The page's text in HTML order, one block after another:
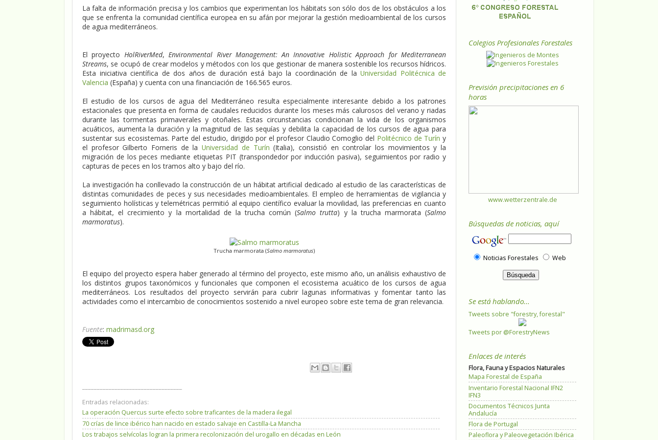
La falta de información precisa y los cambios que experimentan los hábitats son sólo dos de los obstáculos a los
que se enfrenta la comunidad científica europea en su afán por mejorar la gestión medioambiental de los cursos
de agua mediterráneos.
El proyecto HolRiverMed,Environmental River Management: An Innovative Holistic Approach for Mediterranean
Streams, se ocupó de crear modelos y métodos con los que gestionar de manera sostenible los recursos hídricos.
Esta iniciativa científica de dos años de duración está bajo la coordinación de la Universidad Politécnica de
Valencia (España) y cuenta con una financiación de 166.565 euros.
El estudio de los cursos de agua del Mediterráneo resulta especialmente interesante debido a los patrones
estacionales que presenta en forma de caudales reducidos durante los meses más calurosos del verano y riadas
durante las tormentas primaverales y otoñales. Estas circunstancias condicionan la vida de los organismos
acuáticos, aumenta la duración y la magnitud de las sequías y debilita la capacidad de los cursos de agua para
sustentar sus ecosistemas. Parte del estudio, dirigido por el profesor Claudio Comoglio del Politécnico de Turín y
el profesor Gilberto Forneris de laUniversidad de Turín (Italia), consistió en controlar los movimientos y la
migración de los peces mediante etiquetas PIT (transpondedor por inducción pasiva), seguimientos por radio y
capturas de peces en los tramos alto y bajo del río.
La investigación ha conllevado la construcción de un hábitat artificial dedicado al estudio de las características de
distintas comunidades de peces y sus necesidades medioambientales. El empleo de herramientas de vigilancia y
seguimiento holísticas y telemétricas permitió al equipo científico evaluar la movilidad, las preferencias en cuanto
a hábitat, el crecimiento y la mortalidad de la trucha común (Salmo trutta) y la trucha marmorata (Salmo
marmoratus).
Trucha marmorata (Salmo marmoratus)
El equipo del proyecto espera haber generado al término del proyecto, este mismo año, un análisis exhaustivo de
los distintos grupos taxonómicos y funcionales que componen el ecosistema acuático de los cursos de agua
mediterráneos. Los resultados del proyecto servirán para cubrir lagunas informativas y fomentar tanto las
actividades como el intercambio de conocimientos sostenido a nivel europeo sobre este tema de gran relevancia.
Fuente: madrimasd.org
Entradas relacionadas:
La operación Quercus surte efecto sobre traficantes de la madera ilegal
70 crías de lince ibérico han nacido en estado salvaje en Castilla-La Mancha
Los trabajos selvícolas logran la primera recolonización del urogallo en décadas en León
Colegios Profesionales Forestales
Previsión precipitaciones en 6
horas
www.wetterzentrale.de
Búsquedas de noticias, aquí
Noticias Forestales Web
Se está hablando...
Tweets sobre "forestry, forestal"
Tweets por @ForestryNews
Enlaces de interés
Flora, Fauna y Espacios Naturales
Mapa Forestal de España
Inventario Forestal Nacional IFN2
IFN3
Documentos Técnicos Junta
Andalucía
Flora de Portugal
Paleoflora y Paleovegetación Ibérica